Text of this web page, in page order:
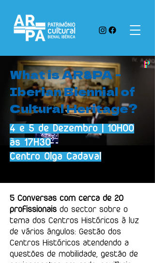
What is AR&PA -
Iberian Biennial of
Cultural Heritage?
4 e 5 de Dezembro | 10H00
às 17H30
Centro Olga Cadaval
5 Conversas com cerca de 20
profissionais do sector sobre o
tema dos Centros Históricos à luz
de vários ângulos: Gestão dos
Centros Históricos atendendo a
questões de mobilidade, gestão de